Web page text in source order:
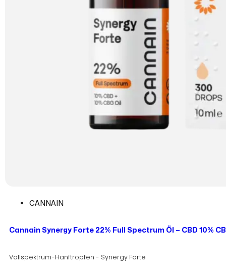
CANNAIN
Cannain Synergy Forte 22% Full Spectrum Öl – CBD 10%
Vollspektrum-Hanftropfen - Synergy Forte